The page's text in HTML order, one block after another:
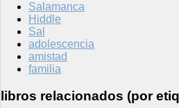
Salamanca
Hiddle
Sal
adolescencia
amistad
familia
libros relacionados (por